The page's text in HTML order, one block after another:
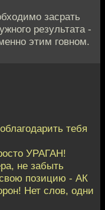
засрать
результата -
этим говном.
тебя
УРАГАН!
не забыть
позицию - АК
Нет слов, одни